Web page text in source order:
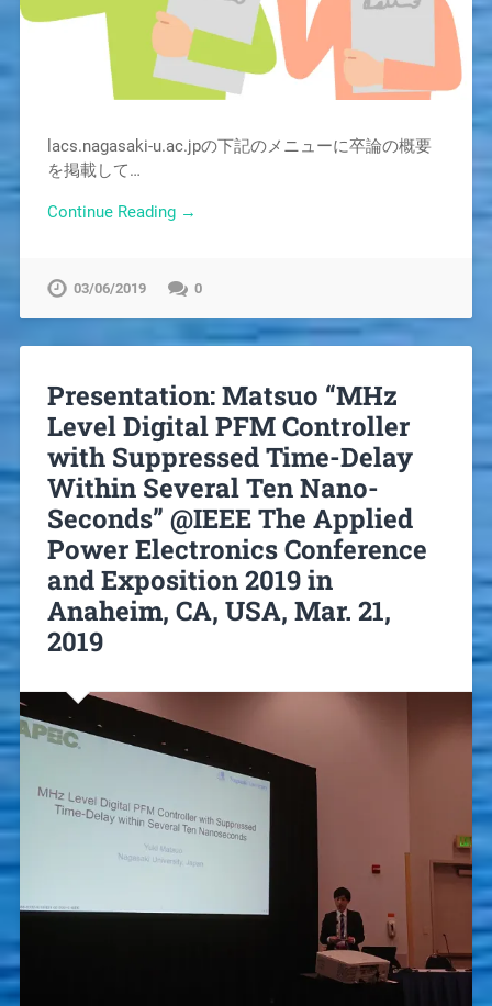
lacs.nagasaki-u.ac.jpの下記のメニューに卒論の概要
を掲載して…
Continue Reading →
03/06/2019 0
Presentation: Matsuo “MHz
Level Digital PFM Controller
with Suppressed Time-Delay
Within Several Ten Nano-
Seconds” @IEEE The Applied
Power Electronics Conference
and Exposition 2019 in
Anaheim, CA, USA, Mar. 21,
2019